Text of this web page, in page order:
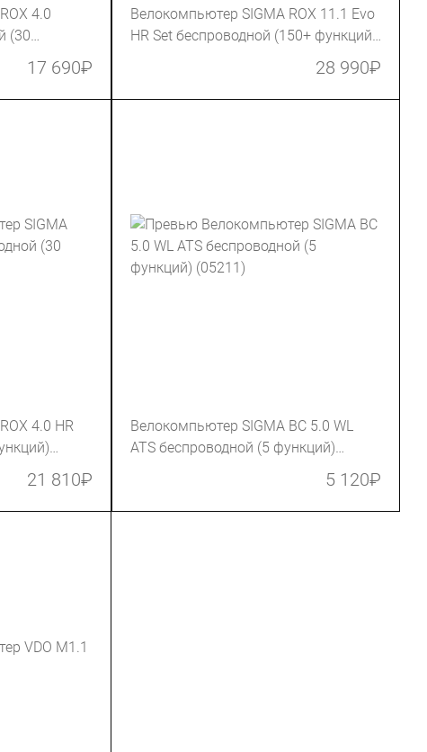
4.0
(30
17 690₽
Велокомпьютер SIGMA ROX 11.1 Evo
HR Set беспроводной (150+ функций)
28 990₽
4.0 HR
21 810₽
Велокомпьютер SIGMA BC 5.0 WL
ATS беспроводной (5 функций)
5 120₽